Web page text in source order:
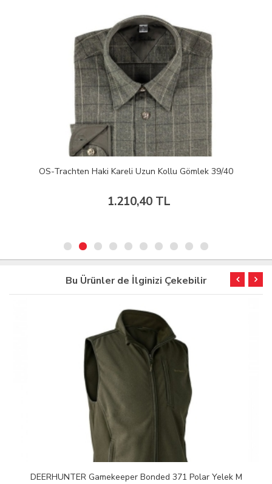
OS-Trachten Haki Kareli Uzun Kollu Gömlek 39/40
1.210,40 TL
Bu Ürünler de İlginizi Çekebilir
DEERHUNTER Gamekeeper Bonded 371 Polar Yelek M